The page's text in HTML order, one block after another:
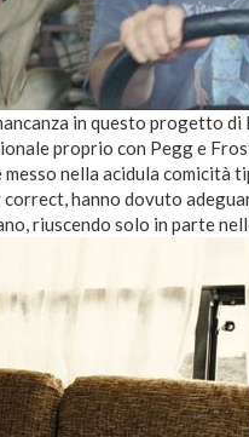
in questo progetto
proprio con Pegg e
nella acidula comicità
hanno dovuto
riuscendo solo in parte